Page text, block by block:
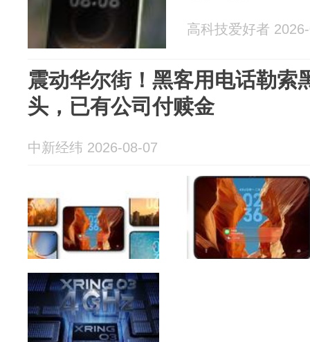
高科技爱好者
震动华尔街！黑客用电话勒索
头，已有公司付赎金
中新经纬 2026-08-07